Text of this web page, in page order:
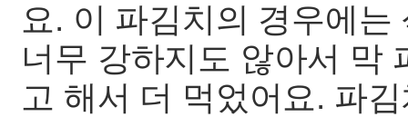
요. 이 파김치의 경우에
너무 강하지도 않아서 막
고 해서 더 먹었어요. 파